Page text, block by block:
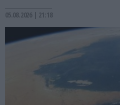
05.08.2026 | 21:18